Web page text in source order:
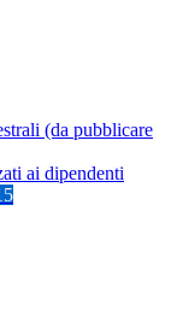
(da pubblicare
ai dipendenti